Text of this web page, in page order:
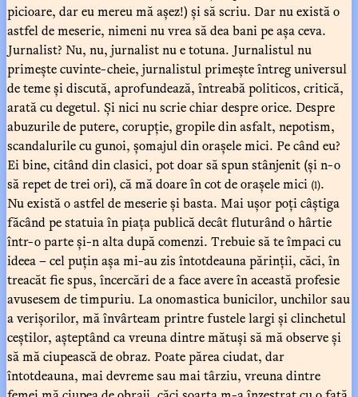
picioare, dar eu mereu mă așez!) și să scriu. Dar nu există o
astfel de meserie, nimeni nu vrea să dea bani pe așa ceva.
Jurnalist? Nu, nu, jurnalist nu e totuna. Jurnalistul nu
primește cuvinte-cheie, jurnalistul primește întreg universul
de teme și discută, aprofundează, întreabă politicos, critică,
arată cu degetul. Și nici nu scrie chiar despre orice. Despre
abuzurile de putere, corupție, gropile din asfalt, nepotism,
scandalurile cu gunoi, șomajul din orașele mici. Pe când eu?
Ei bine, citând din clasici, pot doar să spun stânjenit (și n-o
să repet de trei ori), că mă doare în cot de orașele mici (1).
Nu există o astfel de meserie și basta. Mai ușor poți câștiga
făcând pe statuia în piața publică decât fluturând o hârtie
într-o parte și-n alta după comenzi. Trebuie să te împaci cu
ideea – cel puțin așa mi-au zis întotdeauna părinții, căci, în
treacăt fie spus, încercări de a face avere în această profesie
avusesem de timpuriu. La onomastica bunicilor, unchilor sau
a verișorilor, mă învârteam printre fustele largi și clinchetul
ceștilor, așteptând ca vreuna dintre mătuși să mă observe și
să mă ciupească de obraz. Poate părea ciudat, dar
întotdeauna, mai devreme sau mai târziu, vreuna dintre